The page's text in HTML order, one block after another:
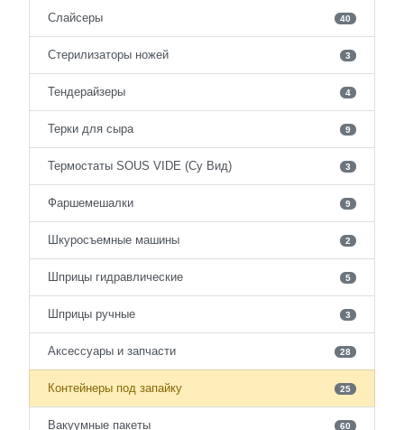
Слайсеры 40
Стерилизаторы ножей 3
Тендерайзеры 4
Терки для сыра 9
Термостаты SOUS VIDE (Су Вид) 3
Фаршемешалки 9
Шкуросъемные машины 2
Шприцы гидравлические 5
Шприцы ручные 3
Аксессуары и запчасти 28
Контейнеры под запайку 25
Вакуумные пакеты 60